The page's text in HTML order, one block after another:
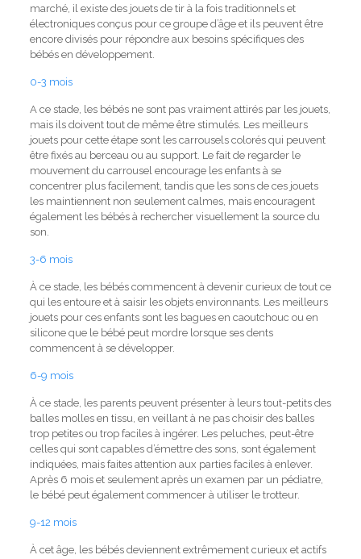
marché, il existe des jouets de tir à la fois traditionnels et
électroniques conçus pour ce groupe d’âge et ils peuvent être
encore divisés pour répondre aux besoins spécifiques des
bébés en développement.
0-3 mois
A ce stade, les bébés ne sont pas vraiment attirés par les jouets,
mais ils doivent tout de même être stimulés. Les meilleurs
jouets pour cette étape sont les carrousels colorés qui peuvent
être fixés au berceau ou au support. Le fait de regarder le
mouvement du carrousel encourage les enfants à se
concentrer plus facilement, tandis que les sons de ces jouets
les maintiennent non seulement calmes, mais encouragent
également les bébés à rechercher visuellement la source du
son.
3-6 mois
À ce stade, les bébés commencent à devenir curieux de tout ce
qui les entoure et à saisir les objets environnants. Les meilleurs
jouets pour ces enfants sont les bagues en caoutchouc ou en
silicone que le bébé peut mordre lorsque ses dents
commencent à se développer.
6-9 mois
À ce stade, les parents peuvent présenter à leurs tout-petits des
balles molles en tissu, en veillant à ne pas choisir des balles
trop petites ou trop faciles à ingérer. Les peluches, peut-être
celles qui sont capables d’émettre des sons, sont également
indiquées, mais faites attention aux parties faciles à enlever.
Après 6 mois et seulement après un examen par un pédiatre,
le bébé peut également commencer à utiliser le trotteur.
9-12 mois
À cet âge, les bébés deviennent extrêmement curieux et actifs